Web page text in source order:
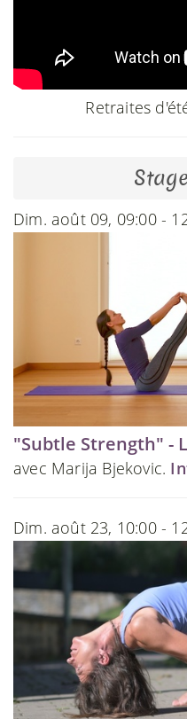
Retraites
Dim. août 09, 09:00 -
"Subtle Strength" -
avec Marija Bjekovic.
Dim. août 23, 10:00 -